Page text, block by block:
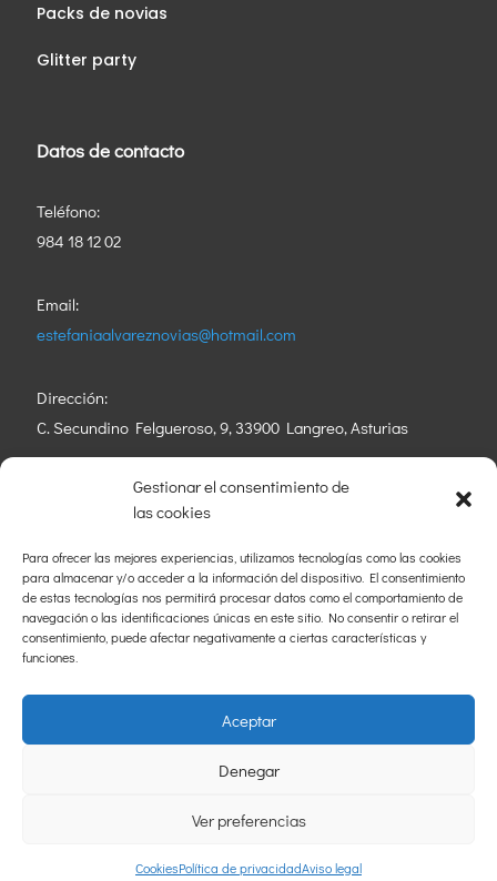
Gestionar el consentimiento de
las cookies
Para ofrecer las mejores experiencias, utilizamos tecnologías como las cookies
para almacenar y/o acceder a la información del dispositivo. El consentimiento
de estas tecnologías nos permitirá procesar datos como el comportamiento de
navegación o las identificaciones únicas en este sitio. No consentir o retirar el
consentimiento, puede afectar negativamente a ciertas características y
funciones.
Aceptar
Denegar
Ver preferencias
CookiesPolítica de privacidadAviso legal
Packs de novias
Glitter party
Datos de contacto
Teléfono:
984 18 12 02
Email:
estefaniaalvareznovias@hotmail.com
Dirección:
C. Secundino Felgueroso, 9, 33900 Langreo, Asturias
Copyright © 2023 – Página web desarrollada por
Cocina tu marca
Política de privacidad